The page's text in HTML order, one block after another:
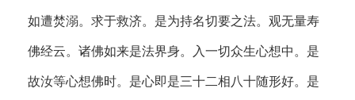
如遭焚溺。求于救济。是为持名切要之法。观无量寿
佛经云。诸佛如来是法界身。入一切众生心想中。是
故汝等心想佛时。是心即是三十二相八十随形好。是